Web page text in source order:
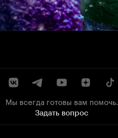
Мы всегда готовы вам помочь.
Задать вопрос